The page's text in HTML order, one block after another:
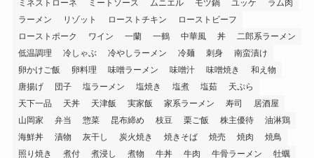
ミネストローネ
ミートソース ムニエル モツ鍋 ユッケ
ラム肉
ラーメン
リゾット ローストチキン
ローストビーフ
ローストポーク
ワイン 一蘭 一鶴 中華風 丼
二郎系ラーメン
低温調理
冷しゃぶ 冷やしラーメン 冷麺 刺身
南蛮漬け
卵かけご飯
卵料理 味噌ラーメン 味噌汁 味噌焼き
和え物
唐揚げ
団子 塩ラーメン 塩焼き 塩煮 塩茹
天ぷら
天下一品
天丼 天津飯 実家飯 家系ラーメン 寿司
居酒屋
山岡家
弁当 惣菜 昆布締め 枝豆 栗ご飯 株主優待
油淋鶏
海鮮丼
漬物 灰干し 炭火焼き 焼きそば 焼売 焼肉
焼鳥
照り焼き
煮付 煮浸し 煮物 牛丼 牛肉 牛骨ラーメン 牡蠣